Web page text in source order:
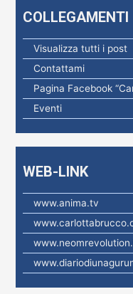
:
COLLEGAMENTI
Visualizza tutti i post
Contattami
Pagina Facebook
Eventi
WEB-LINK
www.anima.tv